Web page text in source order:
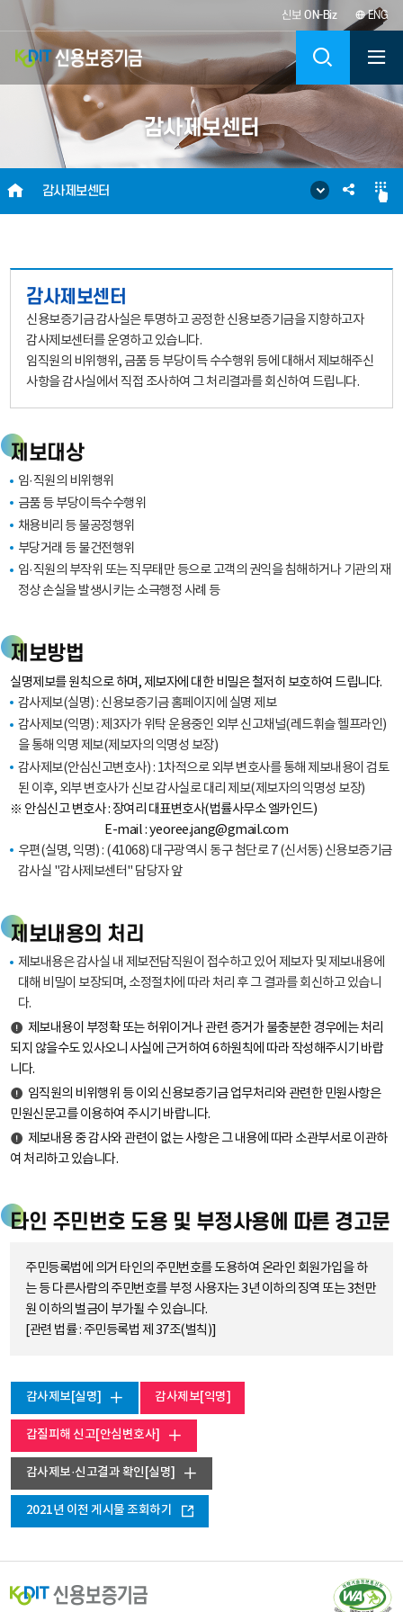
신보 ON-Biz ENG
KODIT
신
보
증
금
KOREA
CREDIT
FUND
색
감사제보센터
HOME
감사제보센터
SNS
감사제보센터
신용보증기금 감사실은 투명하고 공정한 신용보증기금을 지향하고자
감사제보센터를 운영하고 있습니다.
임직원의 비위행위, 금품 등 부당이득 수수행위 등에 대해서 제보해주신
사항을 감사실에서 직접 조사하여 그 처리결과를 회신하여 드립니다.
제보대상
임·직원의 비위행위
금품 등 부당이득수수행위
채용비리 등 불공정행위
부당거래 등 불건전행위
임·직원의 부작위 또는 직무태만 등으로 고객의 권익을 침해하거나 기관의 재
정상 손실을 발생시키는 소극행정 사례 등
제보방법
실명제보를 원칙으로 하며, 제보자에 대한 비밀은 철저히 보호하여 드립니다.
감사제보(실명) : 신용보증기금 홈페이지에 실명 제보
감사제보(익명) : 제3자가 위탁 운용중인 외부 신고채널(레드휘슬 헬프라인)
을 통해 익명 제보(제보자의 익명성 보장)
감사제보(안심신고변호사) : 1차적으로 외부 변호사를 통해 제보내용이 검토
된 이후, 외부 변호사가 신보 감사실로 대리 제보(제보자의 익명성 보장)
※ 안심신고 변호사 : 장여리 대표변호사(법률사무소 엘카인드)
E-mail : yeoree.jang@gmail.com
우편(실명, 익명) : (41068) 대구광역시 동구 첨단로 7 (신서동) 신용보증기금
감사실 "감사제보센터" 담당자 앞
제보내용의 처리
제보내용은 감사실 내 제보전담직원이 접수하고 있어 제보자 및 제보내용에
대해 비밀이 보장되며, 소정절차에 따라 처리 후 그 결과를 회신하고 있습니
다.
제보내용이 부정확 또는 허위이거나 관련 증거가 불충분한 경우에는 처리
되지 않을수도 있사오니 사실에 근거하여 6하원칙에 따라 작성해주시기 바랍
니다.
임직원의 비위행위 등 이외 신용보증기금 업무처리와 관련한 민원사항은
민원신문고를 이용하여 주시기 바랍니다.
제보내용 중 감사와 관련이 없는 사항은 그 내용에 따라 소관부서로 이관하
여 처리하고 있습니다.
타인 주민번호 도용 및 부정사용에 따른 경고문
주민등록법에 의거 타인의 주민번호를 도용하여 온라인 회원가입을 하
는 등 다른사람의 주민번호를 부정 사용자는 3년 이하의 징역 또는 3천만
원 이하의 벌금이 부가될 수 있습니다.
[관련 법률 : 주민등록법 제 37조(벌칙)]
감사제보[실명] 감사제보[익명]
갑질피해 신고[안심변호사]
감사제보·신고결과 확인[실명]
2021년 이전 게시물 조회하기
창